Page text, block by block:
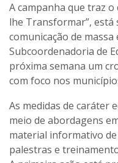
A campanha que traz
lhe Transformar”, está
comunicação de massa
Subcoordenadoria de
próxima semana um
com foco nos
As medidas de caráter
meio de abordagens
material informativo
palestras e